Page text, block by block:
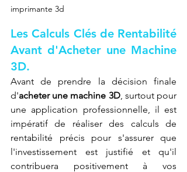
imprimante 3d
Les Calculs Clés de Rentabilité
Avant d'Acheter une Machine
3D.
Avant de prendre la décision finale
d'acheter une machine 3D, surtout pour
une application professionnelle, il est
impératif de réaliser des calculs de
rentabilité précis pour s'assurer que
l'investissement est justifié et qu'il
contribuera positivement à vos